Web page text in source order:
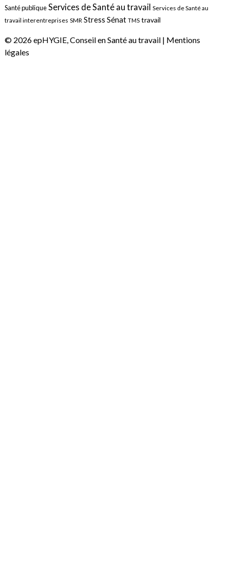
Santé publiqueServices de Santé au travail Services de Santé au
travail interentreprises SMR Stress Sénat TMS travail
© 2026 epHYGIE, Conseil en Santé au travail | Mentions
légales